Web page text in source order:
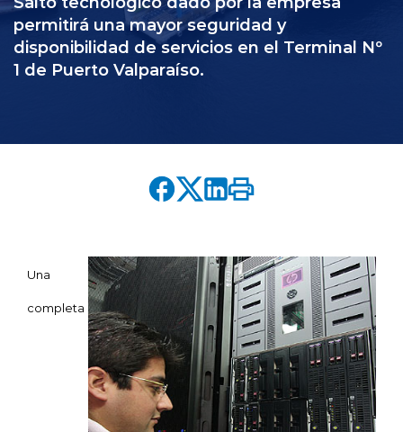
Prensa
permitirá una mayor seguridad y
disponibilidad de servicios en el Terminal Nº
1 de Puerto Valparaíso.
Una
completa